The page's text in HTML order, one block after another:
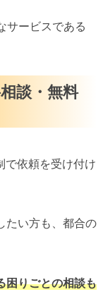
サービスである
談・無料
で依頼を受け付け
たい方も、都合の
困りごとの相談も